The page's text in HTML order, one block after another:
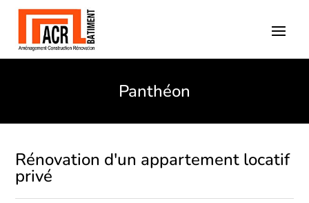
Panthéon
Rénovation d'un appartement locatif
privé